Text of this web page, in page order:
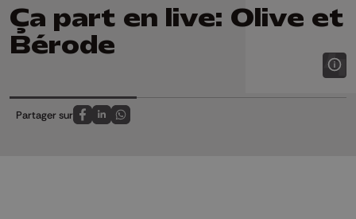
Ça part en live: Olive et
Bérode
Partager sur
Partagez sur FaceBook
Partagez sur LinkedIn
Partagez sur Whatsapp